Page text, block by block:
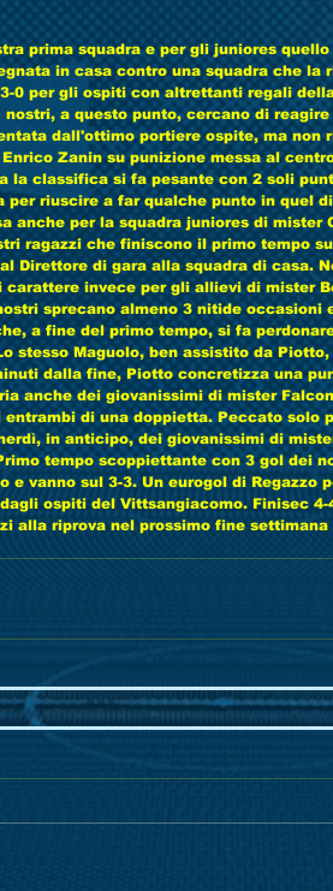
prima squadra e per gli juniores
in casa contro una squadra che
0 per gli ospiti con altrettanti regali
a questo punto, cercano di
dall'ottimo portiere ospite, ma
Zanin su punizione messa al
la classifica si fa pesante con 2 soli
per riuscire a far qualche punto in quel
anche per la squadra juniores di mister
ragazzi che finiscono il primo tempo
Direttore di gara alla squadra di casa.
carattere invece per gli allievi di mister
sprecano almeno 3 nitide occasioni
a fine del primo tempo, si fa
stesso Maguolo, ben assistito da
dalla fine, Piotto concretizza una
anche dei giovanissimi di mister
entrambi di una doppietta. Peccato
in anticipo, dei giovanissimi di
tempo scoppiettante con 3 gol dei
e vanno sul 3-3. Un eurogol di Regazzo
ospiti del Vittsangiacomo. Finisec
alla riprova nel prossimo fine